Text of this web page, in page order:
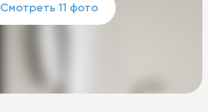
Смотреть 11 фото